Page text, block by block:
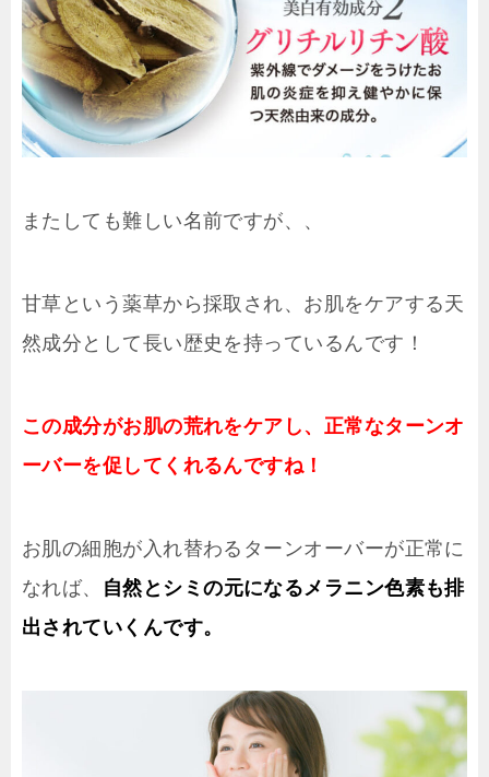
またしても難しい名前ですが、、
甘草という薬草から採取され、お肌をケアする天
然成分として長い歴史を持っているんです！
この成分がお肌の荒れをケアし、正常なターンオ
ーバーを促してくれるんですね！
お肌の細胞が入れ替わるターンオーバーが正常に
なれば、
自然とシミの元になるメラニン色素も排
出されていくんです。